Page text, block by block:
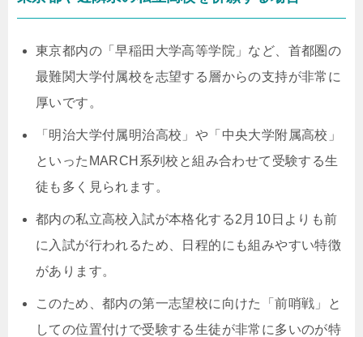
東京都内の「早稲田大学高等学院」など、首都圏の
最難関大学付属校を志望する層からの支持が非常に
厚いです。
「明治大学付属明治高校」や「中央大学附属高校」
といったMARCH系列校と組み合わせて受験する生
徒も多く見られます。
都内の私立高校入試が本格化する2月10日よりも前
に入試が行われるため、日程的にも組みやすい特徴
があります。
このため、都内の第一志望校に向けた「前哨戦」と
しての位置付けで受験する生徒が非常に多いのが特